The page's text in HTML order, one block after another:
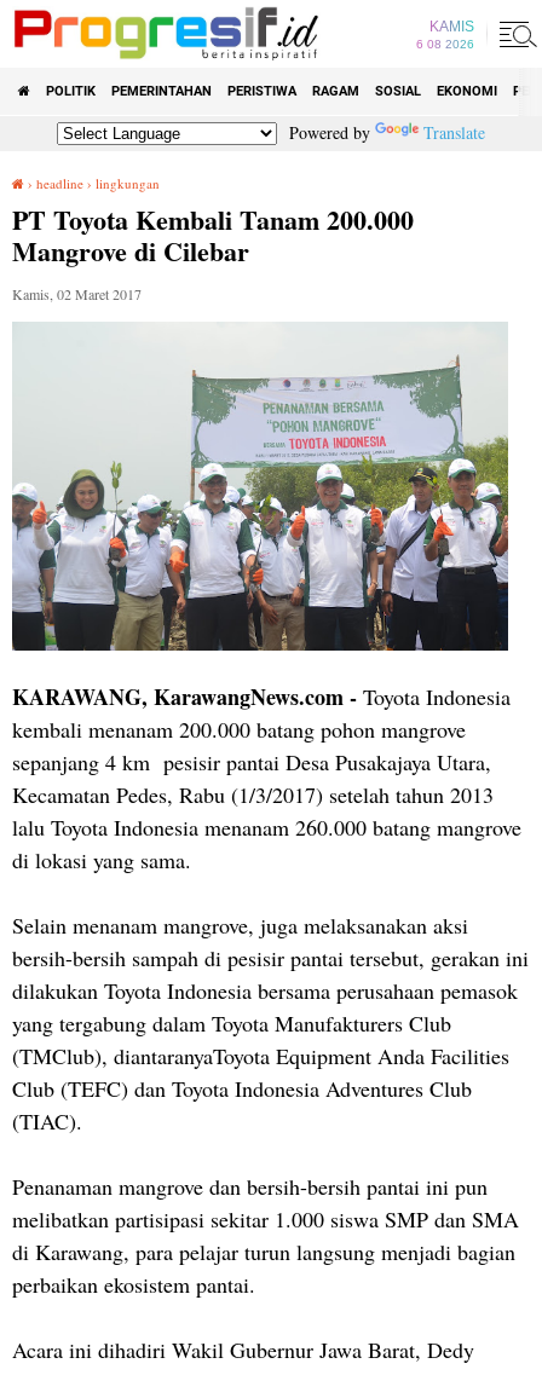
KAMIS
6 08 2026
POLITIK PEMERINTAHAN PERISTIWA RAGAM SOSIAL EKONOMI
Powered by Translate
› headline › lingkungan
PT Toyota Kembali Tanam 200.000
Mangrove di Cilebar
Kamis, 02 Maret 2017
KARAWANG, KarawangNews.com - Toyota Indonesia
kembali menanam 200.000 batang pohon mangrove
sepanjang 4 km pesisir pantai Desa Pusakajaya Utara,
Kecamatan Pedes, Rabu (1/3/2017) setelah tahun 2013
lalu Toyota Indonesia menanam 260.000 batang mangrove
di lokasi yang sama.
Selain menanam mangrove, juga melaksanakan aksi
bersih-bersih sampah di pesisir pantai tersebut, gerakan ini
dilakukan Toyota Indonesia bersama perusahaan pemasok
yang tergabung dalam Toyota Manufakturers Club
(TMClub), diantaranyaToyota Equipment Anda Facilities
Club (TEFC) dan Toyota Indonesia Adventures Club
(TIAC).
Penanaman mangrove dan bersih-bersih pantai ini pun
melibatkan partisipasi sekitar 1.000 siswa SMP dan SMA
di Karawang, para pelajar turun langsung menjadi bagian
perbaikan ekosistem pantai.
Acara ini dihadiri Wakil Gubernur Jawa Barat, Dedy